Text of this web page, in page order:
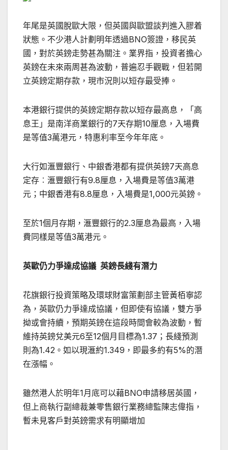
年尾是英國脫歐大限，但英國與歐盟談判進入膠着
狀態。不少港人計劃明年透過BNO簽證，移民英
國，對於英鎊走勢甚為關注。業界指，投資者擔心
英鎊在未來兩周甚為波動，普遍忍手觀戰，但若開
立英鎊定期存款，現市況則以短存最受捧。
本港銀行提供的英鎊定期存款以短存最高息，「高
息王」是南洋商業銀行的7天存期10厘息，入場費
是等值3萬港元，特惠利率至今年年底。
大行如滙豐銀行、中銀香港都有提供英鎊7天高息
定存︰滙豐銀行有9.8厘息，入場費是等值3萬港
元；中銀香港有8.8厘息，入場費是1,000元英鎊。
至於1個月存期，滙豐銀行的2.3厘息為最高，入場
費同樣是等值3萬港元。
英歐仍力爭達成協議 英鎊長綫有潛力
花旗銀行投資策略及環球財富策劃部主管黃栢寧認
為，英歐仍力爭達成協議，但即使有協議，雙方爭
拗或會持續，預期英鎊在這段時間會較為波動，暫
維持英鎊兌美元6至12個月目標為1.37；長綫預測
則為1.42。如以現滙約1.349，即最多約有5%的潛
在漲幅。
雖然港人於明年1月底可以藉BNO申請移居英國，
但上商執行副總裁兼零售銀行業務總監陳志偉指，
暫未見客戶對英鎊需求有明顯增加